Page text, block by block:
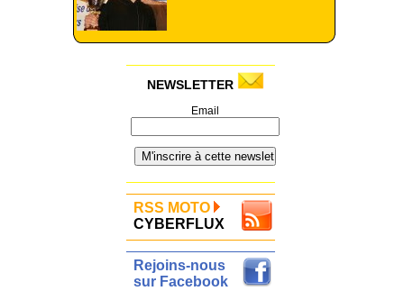
NEWSLETTER
Email
RSS MOTO
CYBERFLUX
Rejoins-nous
sur Facebook